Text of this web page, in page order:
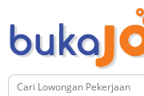
ke
konten